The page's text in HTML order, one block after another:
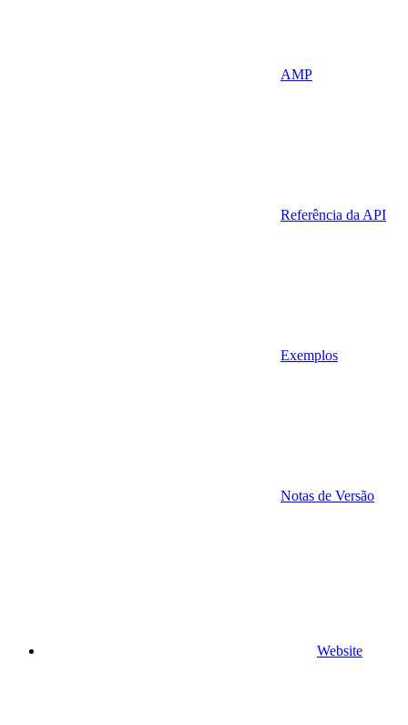
AMP
Referência da API
Exemplos
Notas de Versão
Website